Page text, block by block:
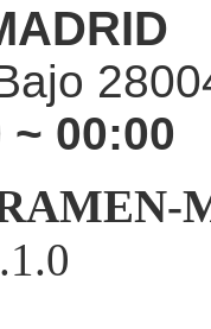
~ 00:00